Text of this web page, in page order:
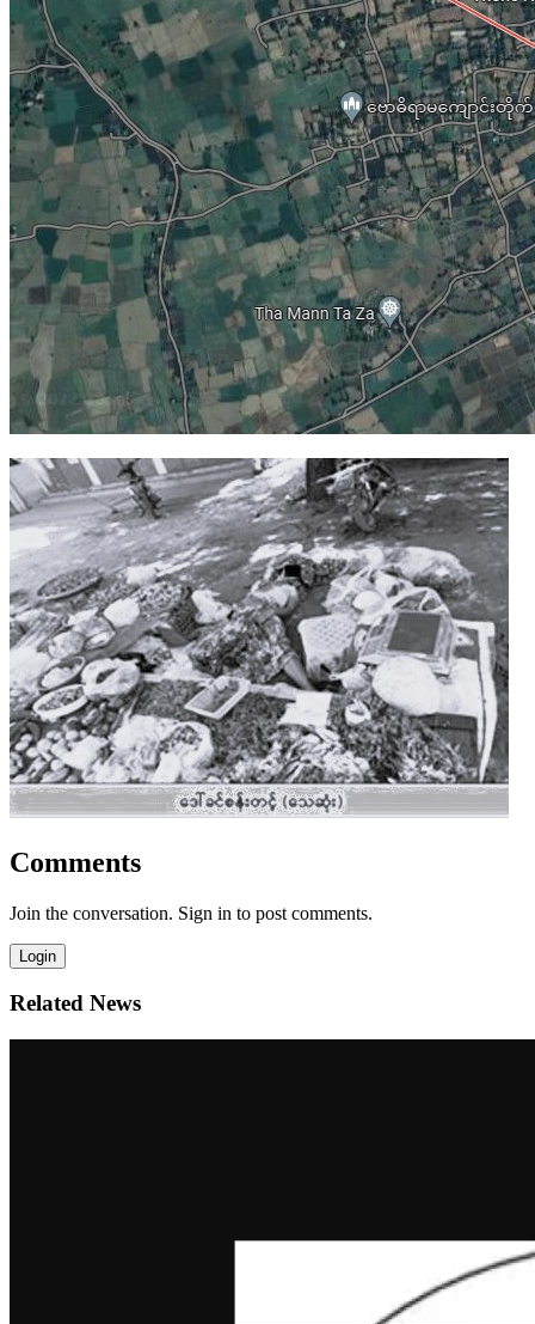
Comments
Join the conversation. Sign in to post comments.
Login
Related News